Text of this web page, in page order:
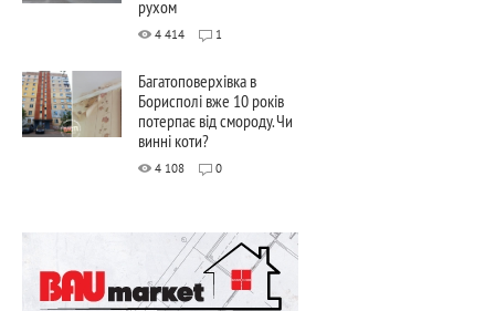
рухом
4 414 1
Багатоповерхівка в
Борисполі вже 10 років
потерпає від смороду. Чи
винні коти?
4 108 0